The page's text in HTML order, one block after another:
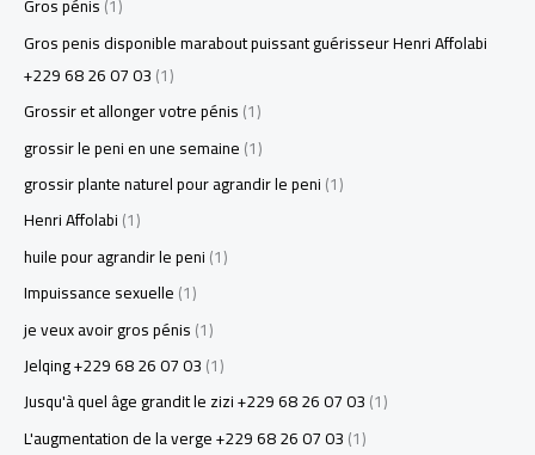
Gros pénis(1)
Gros penis disponible marabout puissant guérisseur Henri Affolabi
+229 68 26 07 03(1)
Grossir et allonger votre pénis(1)
grossir le peni en une semaine(1)
grossir plante naturel pour agrandir le peni(1)
Henri Affolabi(1)
huile pour agrandir le peni(1)
Impuissance sexuelle(1)
je veux avoir gros pénis(1)
Jelqing +229 68 26 07 03(1)
Jusqu'à quel âge grandit le zizi +229 68 26 07 03(1)
L'augmentation de la verge +229 68 26 07 03(1)